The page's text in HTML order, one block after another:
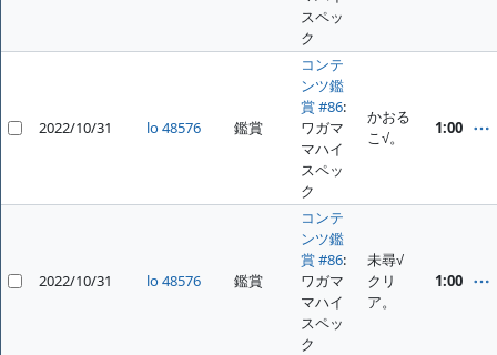
スペッ
ク
2022/10/31 lo 48576 鑑賞
コンテ
ンツ鑑
賞 #86:
ワガマ
マハイ
スペッ
ク
かおる
こ√。
1:00
2022/10/31 lo 48576 鑑賞
コンテ
ンツ鑑
賞 #86:
ワガマ
マハイ
スペッ
ク
未尋√
クリ
ア。
1:00